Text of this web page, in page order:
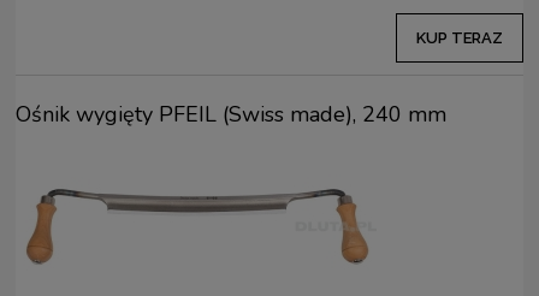
KUP TERAZ
Ośnik wygięty PFEIL (Swiss made), 240 mm